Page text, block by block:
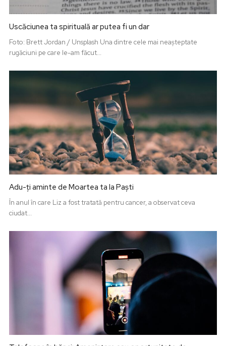
Uscăciunea ta spirituală ar putea fi un dar
Foto: Brett Jordan / Unsplash Una dintre cele mai neașteptate
rugăciuni pe care le-am făcut...
Adu-ți aminte de Moartea ta la Paști
În anul în care Liz a fost tratată pentru cancer, a observat ceva
ciudat...